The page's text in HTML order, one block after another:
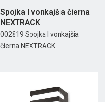
Spojka I vonkajšia čierna
NEXTRACK
002819 Spojka I vonkajšia
čierna NEXTRACK